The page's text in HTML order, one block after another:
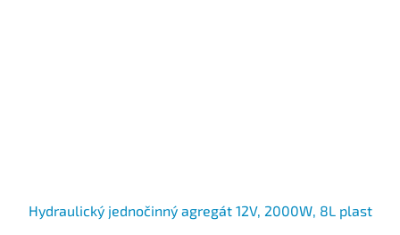
Hydraulický jednočinný agregát 12V, 2000W, 8L plast